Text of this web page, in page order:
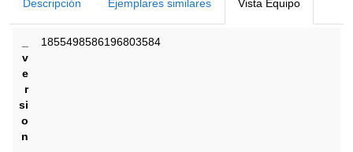
Descripción Ejemplares similares Vista Equipo
v
e
r
si
o
n
1855498586196803584